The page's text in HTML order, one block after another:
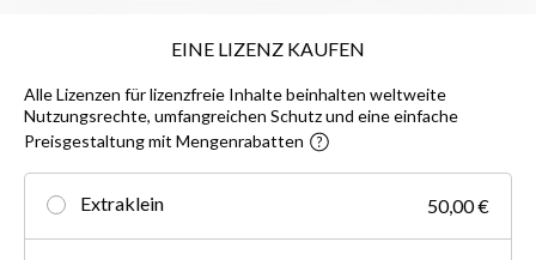
EINE LIZENZ KAUFEN
Alle Lizenzen für lizenzfreie Inhalte beinhalten weltweite
Nutzungsrechte, umfangreichen Schutz und eine einfache
Preisgestaltung mit Mengenrabatten
Extraklein 50,00 €